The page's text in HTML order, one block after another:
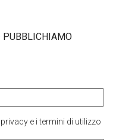
PUBBLICHIAMO
e i termini di utilizzo